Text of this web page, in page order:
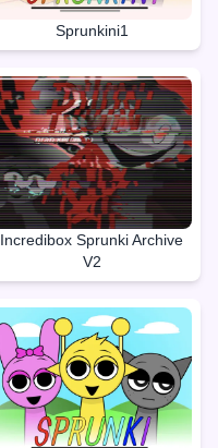
Sprunkini1
Incredibox Sprunki Archive
V2